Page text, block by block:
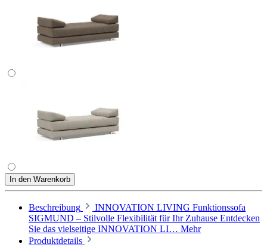
In den Warenkorb
Beschreibung
INNOVATION LIVING Funktionssofa
SIGMUND – Stilvolle Flexibilität für Ihr Zuhause Entdecken
Sie das vielseitige INNOVATION LI… Mehr
Produktdetails